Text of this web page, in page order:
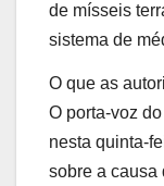
de mísseis
sistema de
O que as
O porta-voz
nesta quinta-
sobre a causa